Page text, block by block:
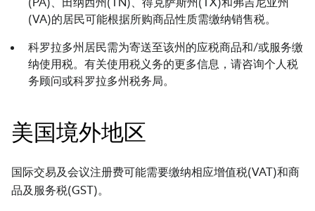
(VA)的居民可能根据所购商品性质需缴纳销售税。
科罗拉多州居民需为寄送至该州的应税商品和/或服务缴
纳使用税。有关使用税义务的更多信息，请咨询个人税
务顾问或科罗拉多州税务局。
美国境外地区
国际交易及会议注册费可能需要缴纳相应增值税(VAT)和商
品及服务税(GST)。